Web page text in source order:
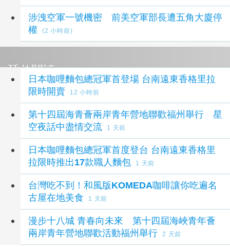
涉洩空軍一號機密 前美空軍部長遭五角大廈停
權
(2 小時前)
延伸閱讀
日本咖哩麵包總冠軍首登場 台南遠東香格里拉
限時開賣
12 小時前
第十四屆海青薈兩岸青年營地聯歡福州舉行 星
空夜話中盡情交流
1 天前
日本咖哩麵包總冠軍首度登台 台南遠東香格里
拉限時推出17款職人麵包
1 天前
台灣吃不到！和風版KOMEDA咖啡讓你吃遍名
古屋在地美食
1 天前
漫步十八城 青春向未來 第十四屆海峽青年薈
兩岸青年營地聯歡活動福州舉行
2 天前